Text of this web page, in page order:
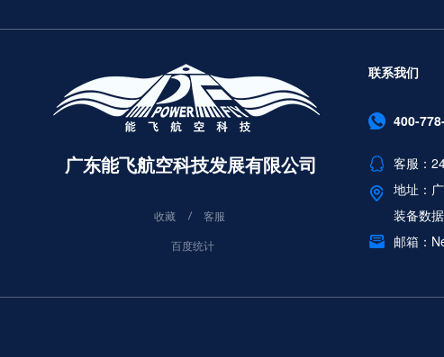
广东能飞航空科技发展有限公司
收藏
客服
百度统计
联系我们
400-
客服：
地址：
装备数
邮箱：